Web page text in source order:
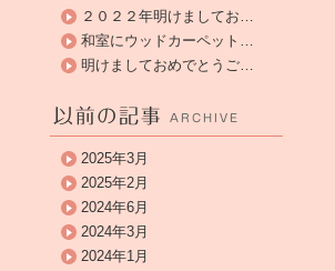
２０２２年明けましてお…
和室にウッドカーペット…
明けましておめでとうご…
2025年3月
2025年2月
2024年6月
2024年3月
2024年1月